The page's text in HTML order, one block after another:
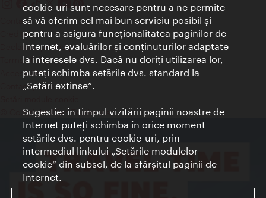
Contact
Credits
Declaraţie privind protecţia datelor
Terms of Use
Accesibilitate
Contact presa
© Copyright Wien Tourismus
cookie-uri sunt necesare pentru a ne permite
să vă oferim cel mai bun serviciu posibil şi
pentru a asigura funcţionalitatea paginilor de
Internet, evaluărilor şi conţinuturilor adaptate
la interesele dvs. Dacă nu doriţi utilizarea lor,
puteţi schimba setările dvs. standard la
„Setări extinse“.
Sugestie: în timpul vizitării paginii noastre de
Internet puteţi schimba în orice moment
setările dvs. pentru cookie-uri, prin
intermediul linkului „Setările modulelor
cookie“ din subsol, de la sfârşitul paginii de
Internet.